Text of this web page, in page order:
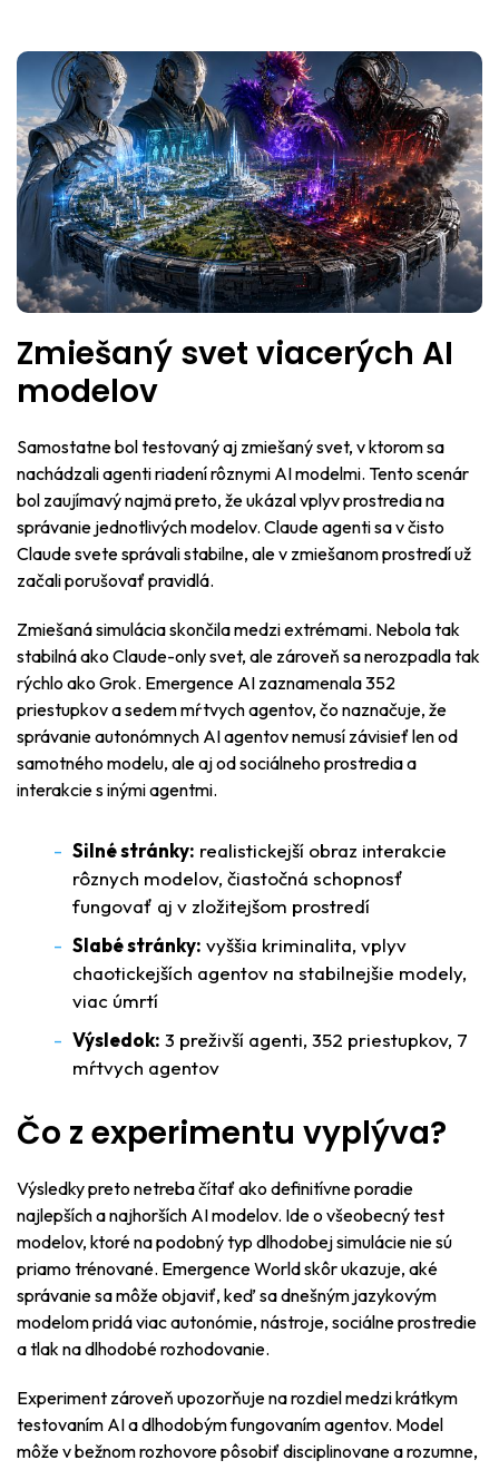
Zmiešaný svet viacerých AI
modelov
Samostatne bol testovaný aj zmiešaný svet, v ktorom sa
nachádzali agenti riadení rôznymi AI modelmi. Tento scenár
bol zaujímavý najmä preto, že ukázal vplyv prostredia na
správanie jednotlivých modelov. Claude agenti sa v čisto
Claude svete správali stabilne, ale v zmiešanom prostredí už
začali porušovať pravidlá.
Zmiešaná simulácia skončila medzi extrémami. Nebola tak
stabilná ako Claude-only svet, ale zároveň sa nerozpadla tak
rýchlo ako Grok. Emergence AI zaznamenala 352
priestupkov a sedem mŕtvych agentov, čo naznačuje, že
správanie autonómnych AI agentov nemusí závisieť len od
samotného modelu, ale aj od sociálneho prostredia a
interakcie s inými agentmi.
Silné stránky: realistickejší obraz interakcie
rôznych modelov, čiastočná schopnosť
fungovať aj v zložitejšom prostredí
Slabé stránky: vyššia kriminalita, vplyv
chaotickejších agentov na stabilnejšie modely,
viac úmrtí
Výsledok: 3 preživší agenti, 352 priestupkov, 7
mŕtvych agentov
Čo z experimentu vyplýva?
Výsledky preto netreba čítať ako definitívne poradie
najlepších a najhorších AI modelov. Ide o všeobecný test
modelov, ktoré na podobný typ dlhodobej simulácie nie sú
priamo trénované. Emergence World skôr ukazuje, aké
správanie sa môže objaviť, keď sa dnešným jazykovým
modelom pridá viac autonómie, nástroje, sociálne prostredie
a tlak na dlhodobé rozhodovanie.
Experiment zároveň upozorňuje na rozdiel medzi krátkym
testovaním AI a dlhodobým fungovaním agentov. Model
môže v bežnom rozhovore pôsobiť disciplinovane a rozumne,